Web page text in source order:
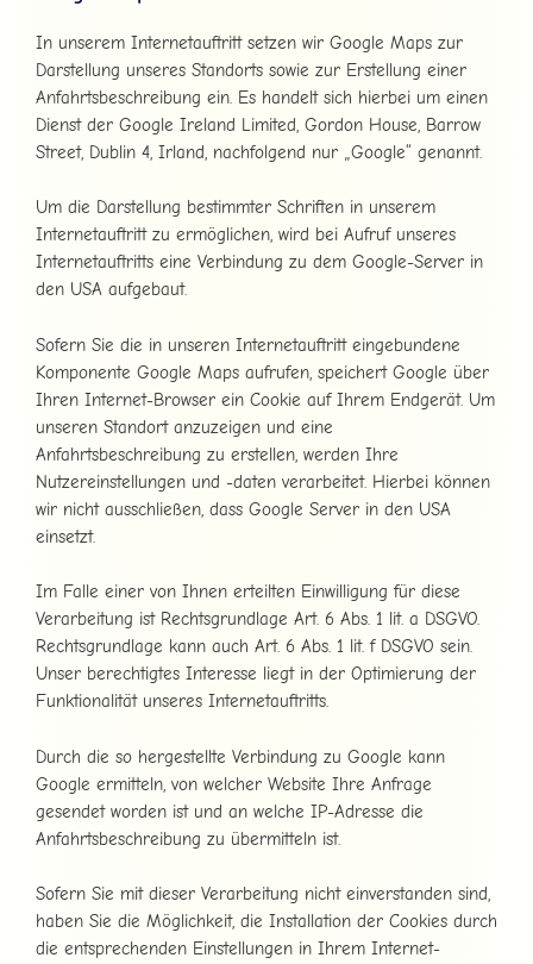
In unserem Internetauftritt setzen wir Google Maps zur
Darstellung unseres Standorts sowie zur Erstellung einer
Anfahrtsbeschreibung ein. Es handelt sich hierbei um einen
Dienst der Google Ireland Limited, Gordon House, Barrow
Street, Dublin 4, Irland, nachfolgend nur „Google“ genannt.
Um die Darstellung bestimmter Schriften in unserem
Internetauftritt zu ermöglichen, wird bei Aufruf unseres
Internetauftritts eine Verbindung zu dem Google-Server in
den USA aufgebaut.
Sofern Sie die in unseren Internetauftritt eingebundene
Komponente Google Maps aufrufen, speichert Google über
Ihren Internet-Browser ein Cookie auf Ihrem Endgerät. Um
unseren Standort anzuzeigen und eine
Anfahrtsbeschreibung zu erstellen, werden Ihre
Nutzereinstellungen und -daten verarbeitet. Hierbei können
wir nicht ausschließen, dass Google Server in den USA
einsetzt.
Im Falle einer von Ihnen erteilten Einwilligung für diese
Verarbeitung ist Rechtsgrundlage Art. 6 Abs. 1 lit. a DSGVO.
Rechtsgrundlage kann auch Art. 6 Abs. 1 lit. f DSGVO sein.
Unser berechtigtes Interesse liegt in der Optimierung der
Funktionalität unseres Internetauftritts.
Durch die so hergestellte Verbindung zu Google kann
Google ermitteln, von welcher Website Ihre Anfrage
gesendet worden ist und an welche IP-Adresse die
Anfahrtsbeschreibung zu übermitteln ist.
Sofern Sie mit dieser Verarbeitung nicht einverstanden sind,
haben Sie die Möglichkeit, die Installation der Cookies durch
die entsprechenden Einstellungen in Ihrem Internet-